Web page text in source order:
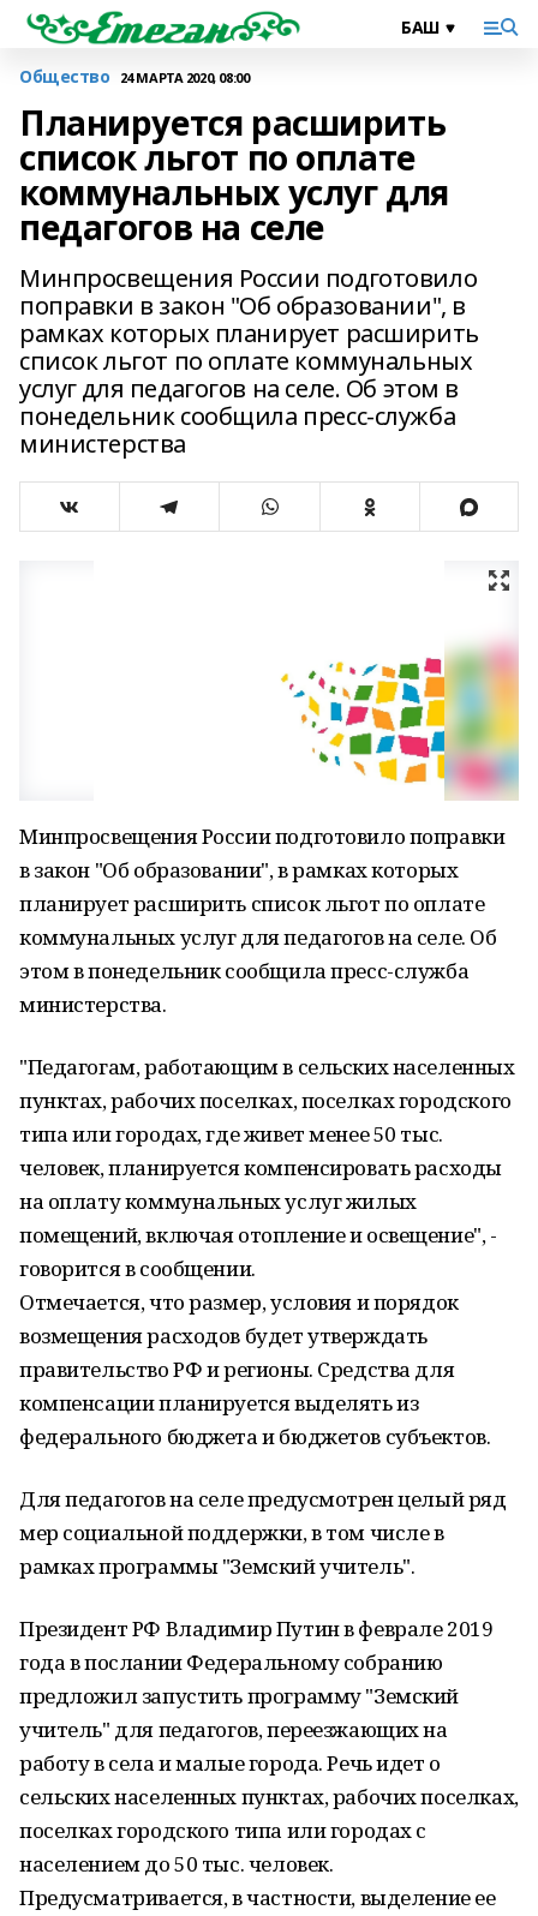
Общество 24 МАРТА 2020, 08:00
Планируется расширить
список льгот по оплате
коммунальных услуг для
педагогов на селе
Минпросвещения России подготовило
поправки в закон "Об образовании", в
рамках которых планирует расширить
список льгот по оплате коммунальных
услуг для педагогов на селе. Об этом в
понедельник сообщила пресс-служба
министерства
Минпросвещения России подготовило поправки
в закон "Об образовании", в рамках которых
планирует расширить список льгот по оплате
коммунальных услуг для педагогов на селе. Об
этом в понедельник сообщила пресс-служба
министерства.
"Педагогам, работающим в сельских населенных
пунктах, рабочих поселках, поселках городского
типа или городах, где живет менее 50 тыс.
человек, планируется компенсировать расходы
на оплату коммунальных услуг жилых
помещений, включая отопление и освещение", -
говорится в сообщении.
Отмечается, что размер, условия и порядок
возмещения расходов будет утверждать
правительство РФ и регионы. Средства для
компенсации планируется выделять из
федерального бюджета и бюджетов субъектов.
Для педагогов на селе предусмотрен целый ряд
мер социальной поддержки, в том числе в
рамках программы "Земский учитель".
Президент РФ Владимир Путин в феврале 2019
года в послании Федеральному собранию
предложил запустить программу "Земский
учитель" для педагогов, переезжающих на
работу в села и малые города. Речь идет о
сельских населенных пунктах, рабочих поселках,
поселках городского типа или городах с
населением до 50 тыс. человек.
Предусматривается, в частности, выделение ее